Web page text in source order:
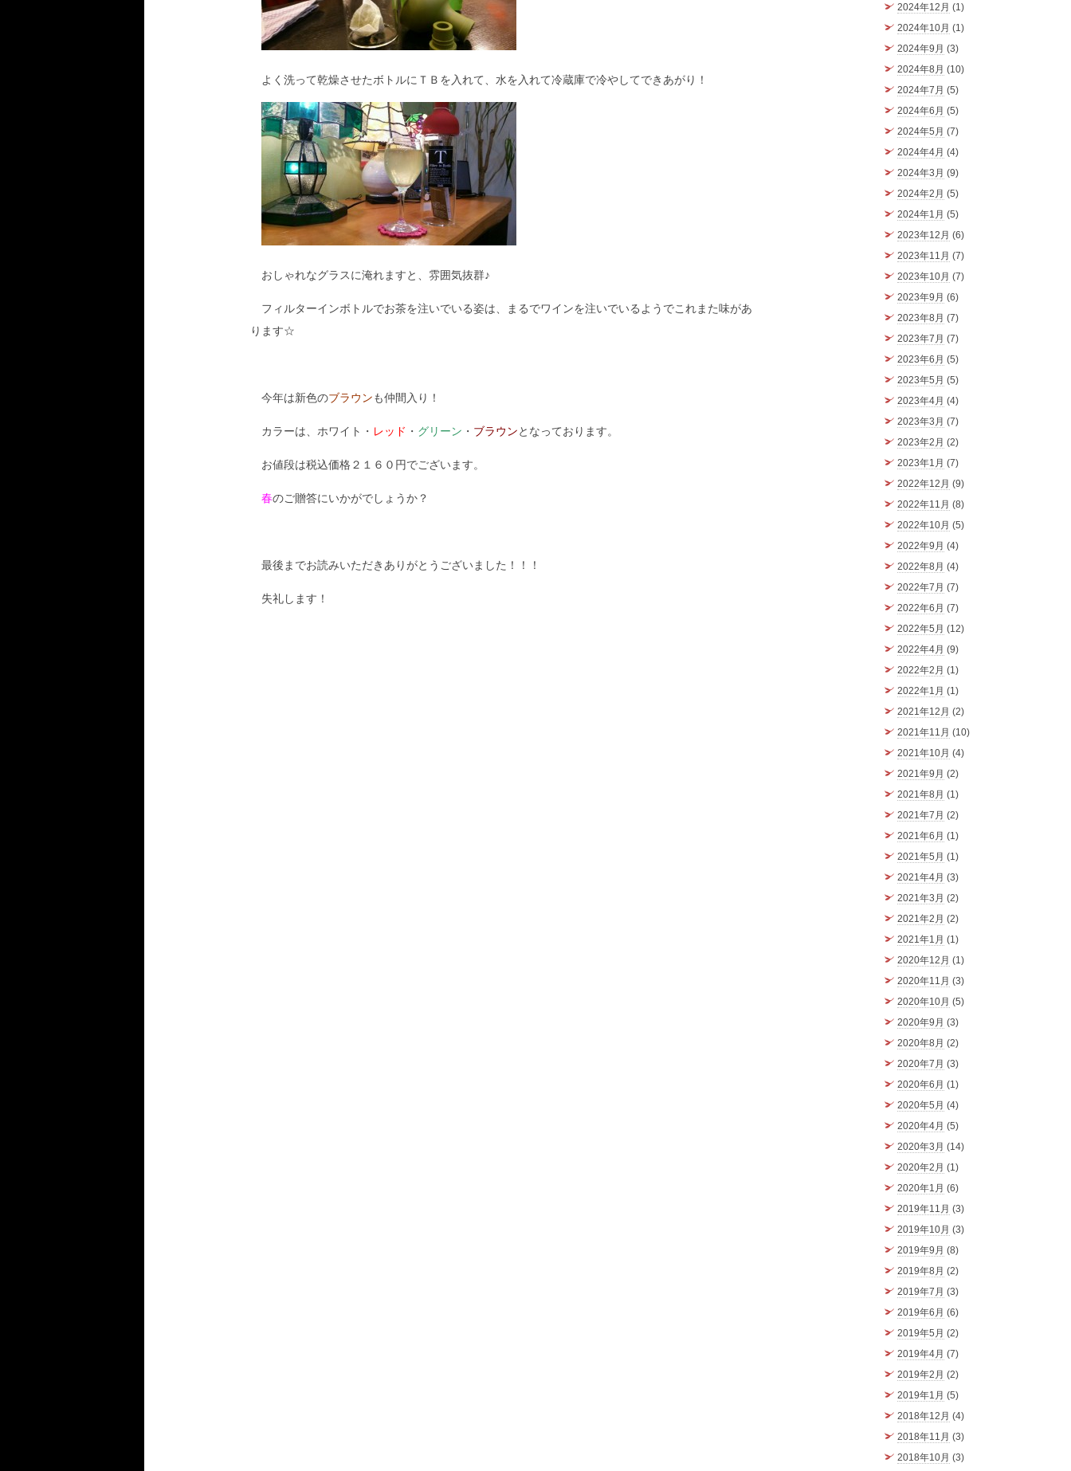
よく洗って乾燥させたボトルにＴＢを入れて、水を入れて冷蔵庫で冷やしてできあがり！
おしゃれなグラスに淹れますと、雰囲気抜群♪
フィルターインボトルでお茶を注いでいる姿は、まるでワインを注いでいるようでこれまた味があ
ります☆
今年は新色のブラウンも仲間入り！
カラーは、ホワイト・ レッド ・ グリーン ・ ブラウンとなっております。
お値段は税込価格２１６０円でございます。
春のご贈答にいかがでしょうか？
最後までお読みいただきありがとうございました！！！
失礼します！
2024年12月 (1)
2024年10月 (1)
2024年9月 (3)
2024年8月 (10)
2024年7月 (5)
2024年6月 (5)
2024年5月 (7)
2024年4月 (4)
2024年3月 (9)
2024年2月 (5)
2024年1月 (5)
2023年12月 (6)
2023年11月 (7)
2023年10月 (7)
2023年9月 (6)
2023年8月 (7)
2023年7月 (7)
2023年6月 (5)
2023年5月 (5)
2023年4月 (4)
2023年3月 (7)
2023年2月 (2)
2023年1月 (7)
2022年12月 (9)
2022年11月 (8)
2022年10月 (5)
2022年9月 (4)
2022年8月 (4)
2022年7月 (7)
2022年6月 (7)
2022年5月 (12)
2022年4月 (9)
2022年2月 (1)
2022年1月 (1)
2021年12月 (2)
2021年11月 (10)
2021年10月 (4)
2021年9月 (2)
2021年8月 (1)
2021年7月 (2)
2021年6月 (1)
2021年5月 (1)
2021年4月 (3)
2021年3月 (2)
2021年2月 (2)
2021年1月 (1)
2020年12月 (1)
2020年11月 (3)
2020年10月 (5)
2020年9月 (3)
2020年8月 (2)
2020年7月 (3)
2020年6月 (1)
2020年5月 (4)
2020年4月 (5)
2020年3月 (14)
2020年2月 (1)
2020年1月 (6)
2019年11月 (3)
2019年10月 (3)
2019年9月 (8)
2019年8月 (2)
2019年7月 (3)
2019年6月 (6)
2019年5月 (2)
2019年4月 (7)
2019年2月 (2)
2019年1月 (5)
2018年12月 (4)
2018年11月 (3)
2018年10月 (3)